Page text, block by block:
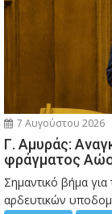
7 Αυγούστου 2026
Γ. Αμυράς:
φράγματος
Σημαντικό βήμα
αρδευτικών